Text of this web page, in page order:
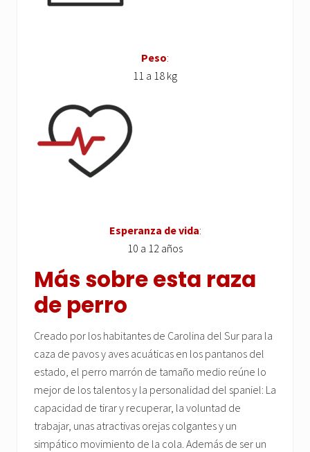
Peso:
11 a 18 kg
Esperanza de vida:
10 a 12 años
Más sobre esta raza
de perro
Creado por los habitantes de Carolina del Sur para la
caza de pavos y aves acuáticas en los pantanos del
estado, el perro marrón de tamaño medio reúne lo
mejor de los talentos y la personalidad del spaniel: La
capacidad de tirar y recuperar, la voluntad de
trabajar, unas atractivas orejas colgantes y un
simpático movimiento de la cola. Además de ser un